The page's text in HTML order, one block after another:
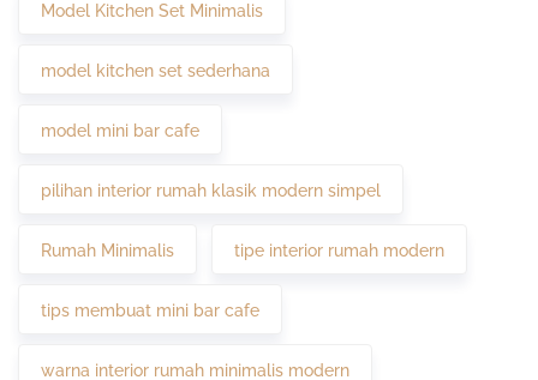
Model Kitchen Set Minimalis
model kitchen set sederhana
model mini bar cafe
pilihan interior rumah klasik modern simpel
Rumah Minimalis tipe interior rumah modern
tips membuat mini bar cafe
warna interior rumah minimalis modern